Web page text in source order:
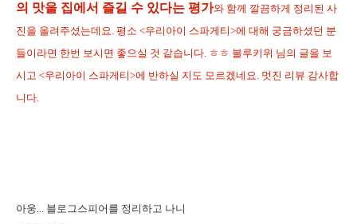
의 맛을 집에서 즐길 수 있다는 평가와 함께 깔끔하게 정리된 사
진을 올려주셨는데요. 평소 <우리아이 스파게티>에 대해 궁금하셨던 분
들이라면 한번 보시면 좋으실 것 같습니다. ㅎㅎ 블루키위 님의 글을 보
시고 <우리아이 스파게티>에 반하실 지도 모르겠네요. 멋진 리뷰 감사합
니다.
아웅... 블로그스피어를 정리하고 나니